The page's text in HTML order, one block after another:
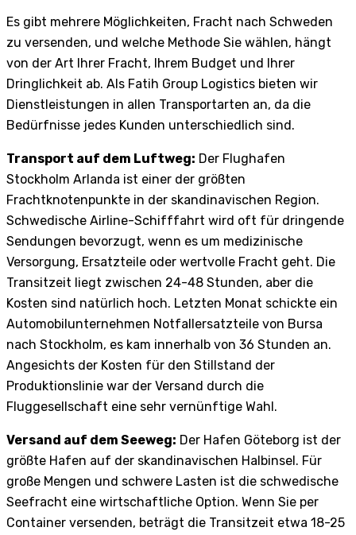
Es gibt mehrere Möglichkeiten, Fracht nach Schweden
zu versenden, und welche Methode Sie wählen, hängt
von der Art Ihrer Fracht, Ihrem Budget und Ihrer
Dringlichkeit ab. Als Fatih Group Logistics bieten wir
Dienstleistungen in allen Transportarten an, da die
Bedürfnisse jedes Kunden unterschiedlich sind.
Transport auf dem Luftweg: Der Flughafen
Stockholm Arlanda ist einer der größten
Frachtknotenpunkte in der skandinavischen Region.
Schwedische Airline-Schifffahrt wird oft für dringende
Sendungen bevorzugt, wenn es um medizinische
Versorgung, Ersatzteile oder wertvolle Fracht geht. Die
Transitzeit liegt zwischen 24-48 Stunden, aber die
Kosten sind natürlich hoch. Letzten Monat schickte ein
Automobilunternehmen Notfallersatzteile von Bursa
nach Stockholm, es kam innerhalb von 36 Stunden an.
Angesichts der Kosten für den Stillstand der
Produktionslinie war der Versand durch die
Fluggesellschaft eine sehr vernünftige Wahl.
Versand auf dem Seeweg: Der Hafen Göteborg ist der
größte Hafen auf der skandinavischen Halbinsel. Für
große Mengen und schwere Lasten ist die schwedische
Seefracht eine wirtschaftliche Option. Wenn Sie per
Container versenden, beträgt die Transitzeit etwa 18-25